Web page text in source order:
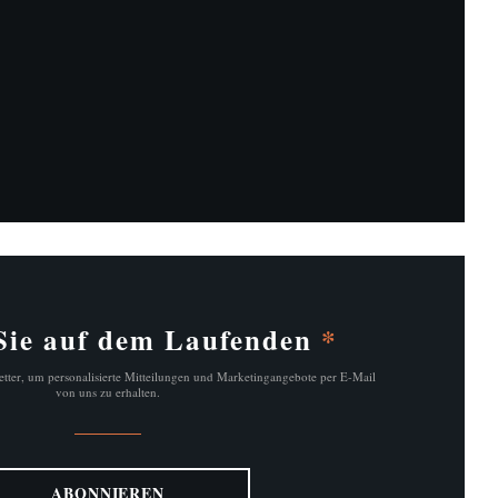
auf dem Laufenden *
um personalisierte Mitteilungen und Marketingangebote per E-Mail
von uns zu erhalten.
ABONNIEREN